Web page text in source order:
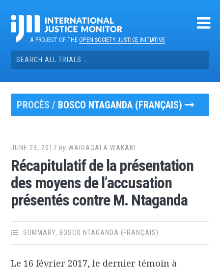
contentA PROJECT OF THEOPEN SOCIETY JUSTICE INITIATIVE
Search
for:
PROCÈS / BOSCO NTAGANDA (FRANÇAIS)
JUNE 23, 2017 byWAIRAGALA WAKABI
Récapitulatif de la présentation
des moyens de l’accusation
présentés contre M. Ntaganda
SUMMARY, BOSCO NTAGANDA (FRANÇAIS)
Le 16 février 2017, le dernier témoin à